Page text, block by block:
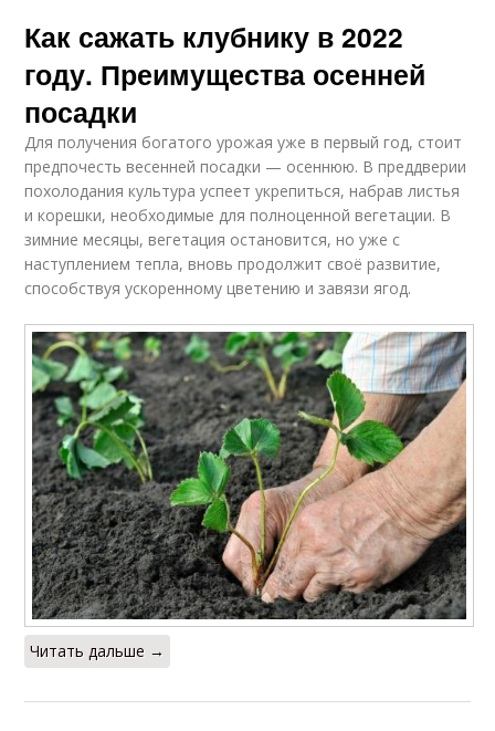
Как сажать клубнику в 2022
году. Преимущества осенней
посадки
Для получения богатого урожая уже в первый год, стоит
предпочесть весенней посадки — осеннюю. В преддверии
похолодания культура успеет укрепиться, набрав листья
и корешки, необходимые для полноценной вегетации. В
зимние месяцы, вегетация остановится, но уже с
наступлением тепла, вновь продолжит своё развитие,
способствуя ускоренному цветению и завязи ягод.
Читать дальше →